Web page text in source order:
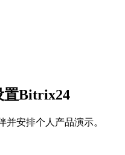
置Bitrix24
并安排个人产品演示。